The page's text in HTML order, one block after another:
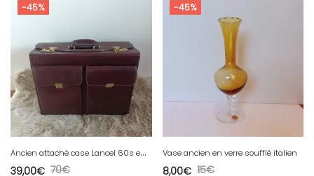
-45%
A
ncien attaché case Lancel 60s en cuir bordeaux
70€
39,00€
-45%
Vase ancien en verre soufflé italien
15€
8,00€